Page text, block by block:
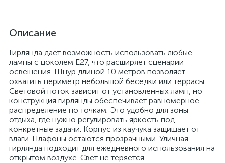
Описание
Гирлянда даёт возможность использовать любые
лампы с цоколем E27, что расширяет сценарии
освещения. Шнур длиной 10 метров позволяет
охватить периметр небольшой беседки или террасы.
Световой поток зависит от установленных ламп, но
конструкция гирлянды обеспечивает равномерное
распределение по точкам. Это удобно для зоны
отдыха, где нужно регулировать яркость под
конкретные задачи. Корпус из каучука защищает от
влаги. Плафоны остаются прозрачными. Уличная
гирлянда подходит для ежедневного использования на
открытом воздухе. Свет не теряется.